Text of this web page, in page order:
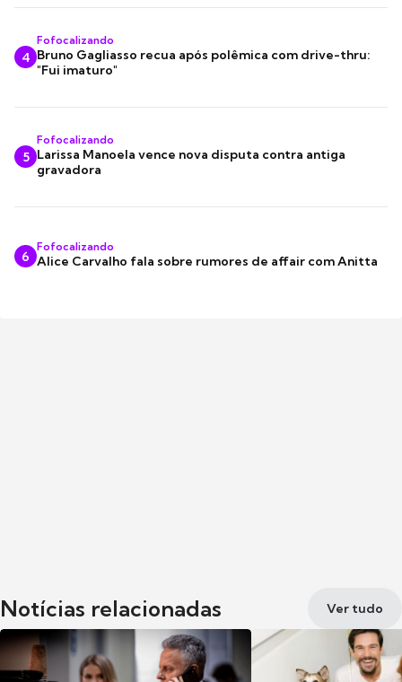
4
Fofocalizando
Bruno Gagliasso recua após polêmica com drive-thru:
"Fui imaturo"
5
Fofocalizando
Larissa Manoela vence nova disputa contra antiga
gravadora
6
Fofocalizando
Alice Carvalho fala sobre rumores de affair com Anitta
Notícias relacionadas Ver tudo